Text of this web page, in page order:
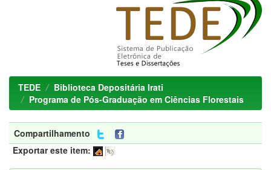
TEDE
Biblioteca Depositária Irati
Programa de Pós-Graduação em Ciências Florestais
Compartilhamento
Exportar este item: